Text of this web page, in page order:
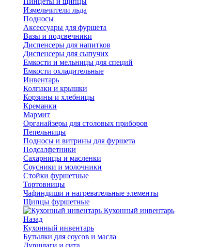
Измельчители льда
Подносы
Аксессуары для фуршета
Вазы и подсвечники
Диспенсеры для напитков
Диспенсеры для сыпучих
Емкости и мельницы для специй
Емкости охладительные
Инвентарь
Колпаки и крышки
Корзины и хлебницы
Креманки
Мармит
Органайзеры для столовых приборов
Пепельницы
Подносы и витрины для фуршета
Подсалфетники
Сахарницы и масленки
Соусники и молочники
Стойки фуршетные
Тортовницы
Чафиндиши и нагревательные элементы
Щипцы фуршетные
Кухонный инвентарь
Назад
Кухонный инвентарь
Бутылки для соусов и масла
Дуршлаги и сита